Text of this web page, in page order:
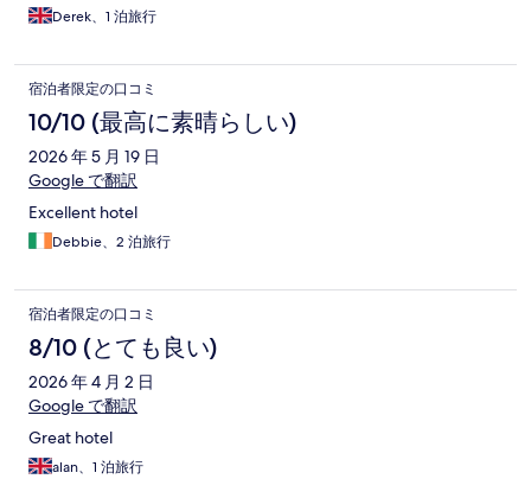
Derek、1 泊旅行
宿泊者限定の口コミ
10/10 (最高に素晴らしい)
2026 年 5 月 19 日
Google で翻訳
Excellent hotel
Debbie、2 泊旅行
宿泊者限定の口コミ
8/10 (とても良い)
2026 年 4 月 2 日
Google で翻訳
Great hotel
alan、1 泊旅行